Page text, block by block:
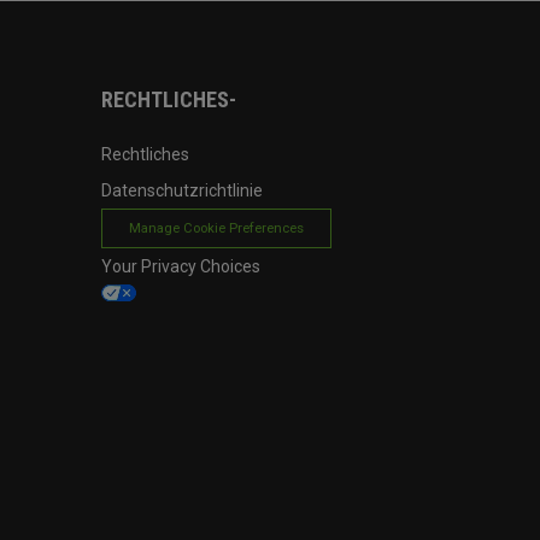
RECHTLICHES-
Rechtliches
Datenschutzrichtlinie
Manage Cookie Preferences
Your Privacy Choices